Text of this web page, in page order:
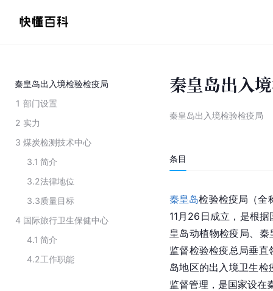
秦皇岛出入境检验检疫局
1 部门设置
2 实力
3 煤炭检测技术中心
3.1 简介
3.2法律地位
3.3质量目标
4 国际旅行卫生保健中心
4.1 简介
4.2工作职能
秦皇岛出入
秦皇岛出入境检验检疫局
条目
秦皇岛检验检疫局（全
11月26日成立，是根
皇岛动植物检疫局、
监督检验检疫总局垂
岛地区的出入境卫生检
监督管理，是国家设在